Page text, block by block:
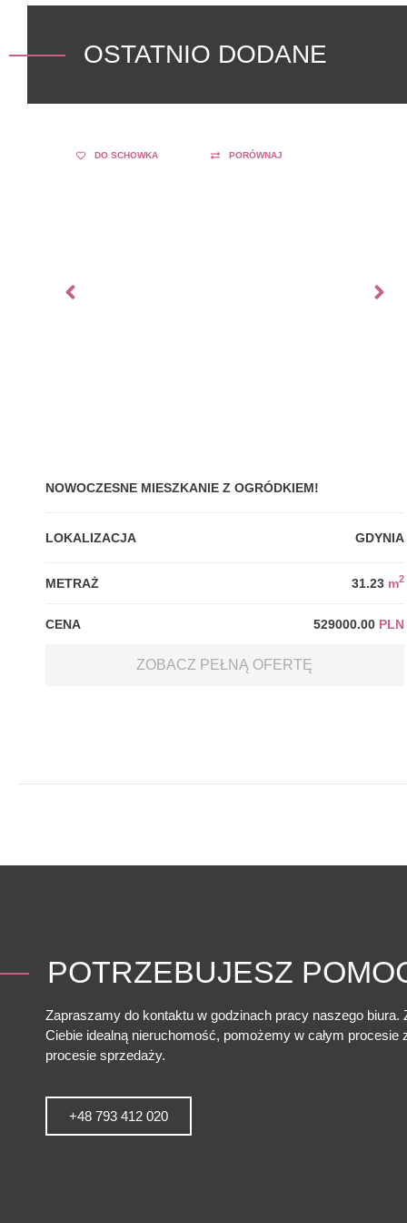
OSTATNIO DODANE
DO SCHOWKA PORÓWNAJ
NOWOCZESNE MIESZKANIE Z OGRÓDKIEM!
LOKALIZACJA GDYNIA
METRAŻ 31.23 m2
CENA 529000.00 PLN
ZOBACZ PEŁNĄ OFERTĘ
POTRZEBUJESZ
Zapraszamy do kontaktu w godzinach pracy naszego biura.
Ciebie idealną nieruchomość, pomożemy w całym procesie
procesie sprzedaży.
+48 793 412 020